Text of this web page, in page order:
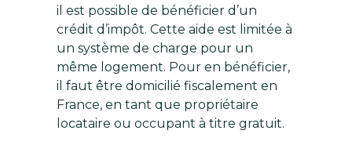
il est possible de bénéficier d’un
crédit d’impôt. Cette aide est limitée à
un système de charge pour un
même logement. Pour en bénéficier,
il faut être domicilié fiscalement en
France, en tant que propriétaire
locataire ou occupant à titre gratuit.